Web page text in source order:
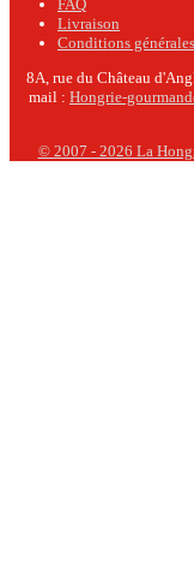
FAQ
Livraison
Conditions générales
8A, rue du Château
mail : Hongrie-
© 2007 - 2026 La